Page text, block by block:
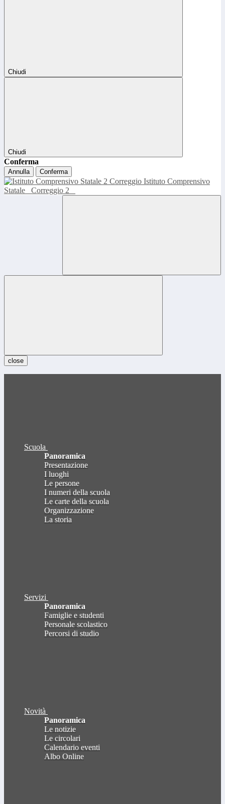
Chiudi
Chiudi
Conferma
Annulla Conferma
Istituto Comprensivo
Statale
Correggio 2
close
Scuola
Panoramica
Presentazione
I luoghi
Le persone
I numeri della scuola
Le carte della scuola
Organizzazione
La storia
Servizi
Panoramica
Famiglie e studenti
Personale scolastico
Percorsi di studio
Novità
Panoramica
Le notizie
Le circolari
Calendario eventi
Albo Online